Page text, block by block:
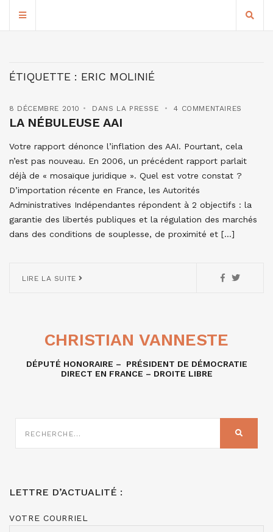
ÉTIQUETTE : ERIC MOLINIÉ
8 DÉCEMBRE 2010 DANS LA PRESSE 4 COMMENTAIRES
LA NÉBULEUSE AAI
Votre rapport dénonce l’inflation des AAI. Pourtant, cela
n’est pas nouveau. En 2006, un précédent rapport parlait
déjà de « mosaïque juridique ». Quel est votre constat ?
D’importation récente en France, les Autorités
Administratives Indépendantes répondent à 2 objectifs : la
garantie des libertés publiques et la régulation des marchés
dans des conditions de souplesse, de proximité et […]
LIRE LA SUITE
CHRISTIAN VANNESTE
DÉPUTÉ HONORAIRE – PRÉSIDENT DE DÉMOCRATIE
DIRECT EN FRANCE – DROITE LIBRE
SUR
LETTRE D’ACTUALITÉ :
VOTRE COURRIEL